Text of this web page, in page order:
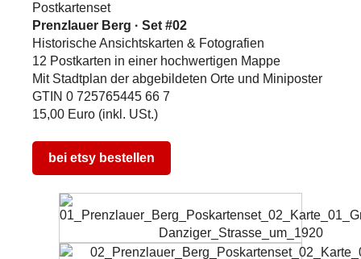
Postkartenset
Prenzlauer Berg · Set #02
Historische Ansichtskarten & Fotografien
12 Postkarten in einer hochwertigen Mappe
Mit Stadtplan der abgebildeten Orte und Miniposter
GTIN 0 725765445 66 7
15,00 Euro (inkl. USt.)
bei etsy bestellen